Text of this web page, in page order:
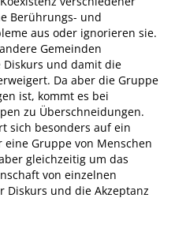
Berührungs- und
aus oder ignorieren sie.
Gemeinden
Diskurs und damit die
Da aber die Gruppe
ist, kommt es bei
zu Überschneidungen.
sich besonders auf ein
eine Gruppe von Menschen
gleichzeitig um das
von einzelnen
und die Akzeptanz